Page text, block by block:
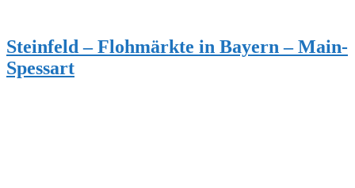
Steinfeld – Flohmärkte in Bayern – Main-
Spessart